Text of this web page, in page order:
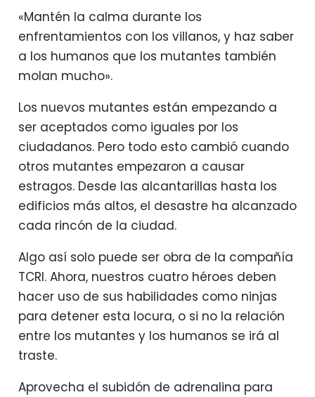
«Mantén la calma durante los
enfrentamientos con los villanos, y haz saber
a los humanos que los mutantes también
molan mucho».
Los nuevos mutantes están empezando a
ser aceptados como iguales por los
ciudadanos. Pero todo esto cambió cuando
otros mutantes empezaron a causar
estragos. Desde las alcantarillas hasta los
edificios más altos, el desastre ha alcanzado
cada rincón de la ciudad.
Algo así solo puede ser obra de la compañía
TCRI. Ahora, nuestros cuatro héroes deben
hacer uso de sus habilidades como ninjas
para detener esta locura, o si no la relación
entre los mutantes y los humanos se irá al
traste.
Aprovecha el subidón de adrenalina para